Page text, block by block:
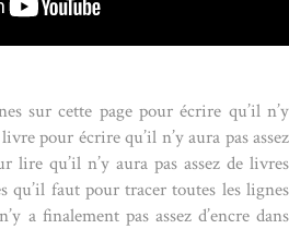
sur cette page pour écrire qu’il n’y
pour écrire qu’il n’y aura pas assez
lire qu’il n’y aura pas assez de livres
qu’il faut pour tracer toutes les lignes
a finalement pas assez d’encre dans